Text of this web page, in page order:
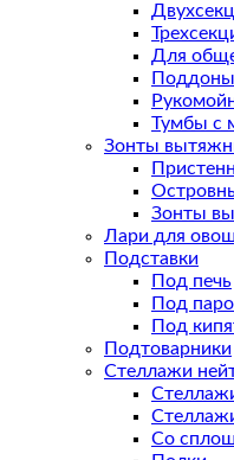
Для
Тумбы с
Зонты
Зонты
Лари для
Подставки
Под печь
Под
Под
Подтоварники
Стеллажи
Со